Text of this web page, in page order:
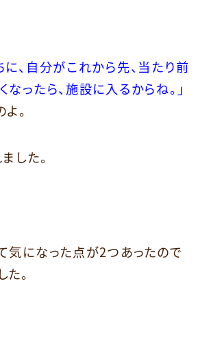
に、自分がこれから先、当たり前
ったら、施設に入るからね。」
。
した。
気になった点が2つあったので
。